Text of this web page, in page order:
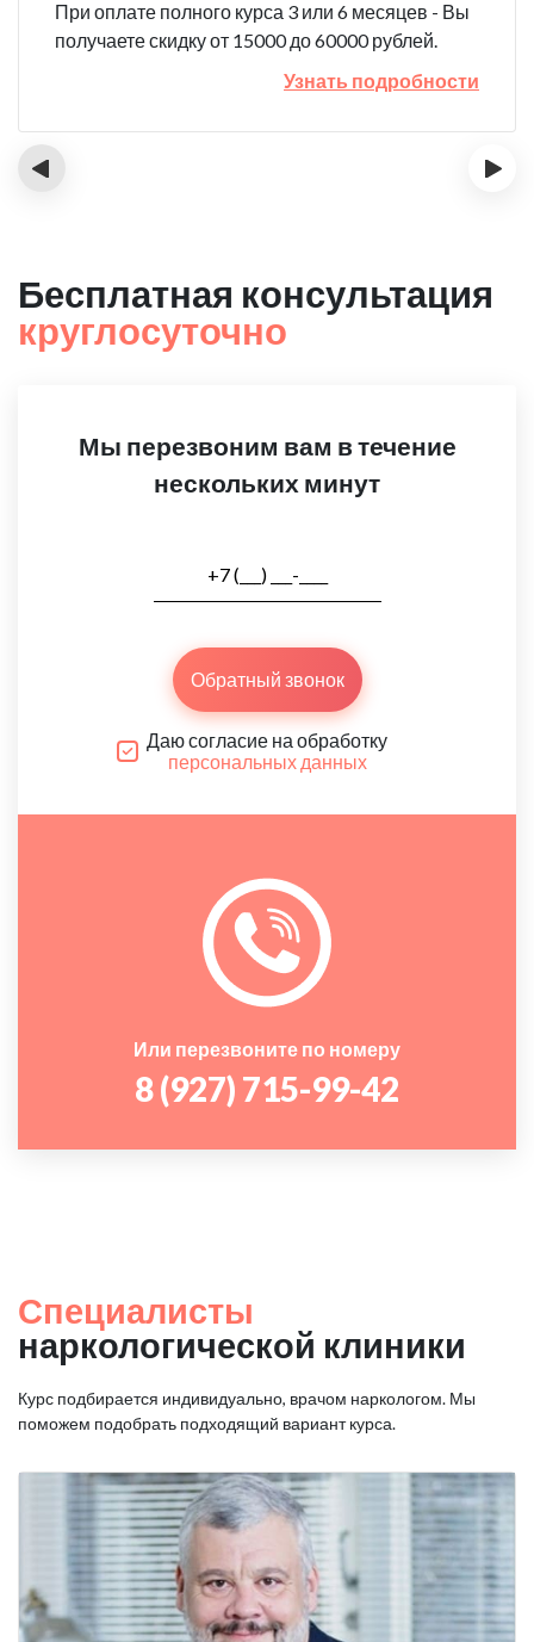
При оплате полного курса 3 или 6 месяцев - Вы
получаете скидку от 15000 до 60000 рублей.
Узнать подробности
‹ ›
Бесплатная консультация
круглосуточно
Мы перезвоним вам в течение
нескольких минут
Обратный звонок
Даю согласие на обработку
персональных данных
Или перезвоните по номеру
8 (927) 715-99-42
Специалисты
наркологической клиники
Курс подбирается индивидуально, врачом наркологом. Мы
поможем подобрать подходящий вариант курса.